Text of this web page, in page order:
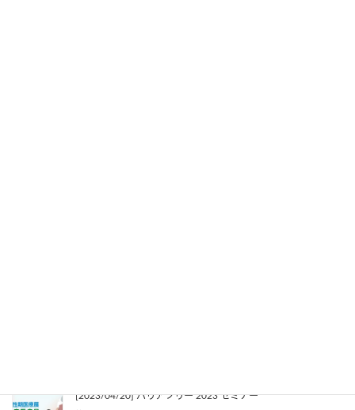
[2023/04/20] バリアフリー 2023 セミナー